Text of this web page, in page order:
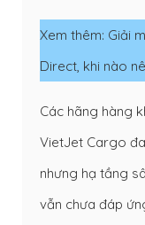
Xem thêm: Giải
Direct, khi nào
Các hãng hàng
VietJet Cargo
nhưng hạ tầng
vẫn chưa đáp